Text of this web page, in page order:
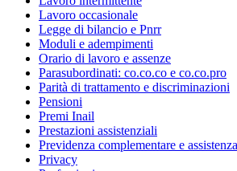
Lavoro occasionale
Legge di bilancio e Pnrr
Moduli e adempimenti
Orario di lavoro e assenze
Parasubordinati: co.co.co e co.co.pro
Parità di trattamento e discriminazioni
Pensioni
Premi Inail
Prestazioni assistenziali
Previdenza complementare e
Privacy